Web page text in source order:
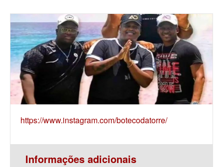
https://www.instagram.com/botecodatorre/
Informações adicionais